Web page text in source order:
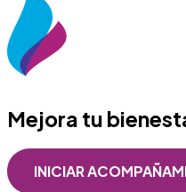
Mejora tu
INICIAR